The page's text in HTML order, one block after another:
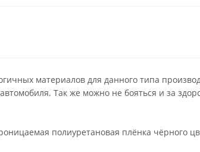
материалов для данного типа
Так же можно не бояться и за
полиуретановая плёнка чёрного